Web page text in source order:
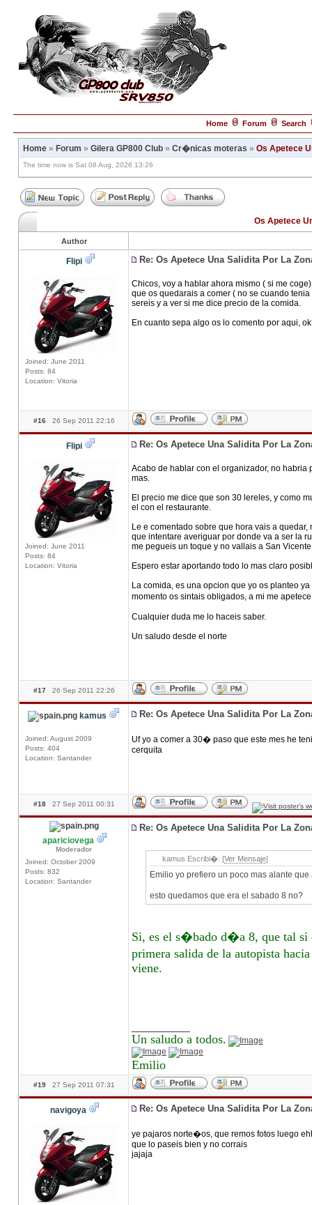
Home Forum Search
Home » Forum » Gilera GP800 Club » Cr�nicas moteras » Os Apetece
The time now is Sat 08 Aug, 2026 13:26
Os Apetece
Author
Flipi
Joined: June 2011
Posts: 84
Location: Vitoria
Re: Os Apetece Una Salidita Por La
Chicos, voy a hablar ahora mismo ( si me
que os quedarais a comer ( no se cuando
sereis y a ver si me dice precio de la comida.
En cuanto sepa algo os lo comento por aqui,
#16 26 Sep 2011 22:16
Flipi
Joined: June 2011
Posts: 84
Location: Vitoria
Re: Os Apetece Una Salidita Por La
Acabo de hablar con el organizador, no habria
mas.
El precio me dice que son 30 lereles, y como
el con el restaurante.
Le e comentado sobre que hora vais a
que intentare averiguar por donde va a ser la
me pegueis un toque y no vallais a San
Espero estar aportando todo lo mas claro
La comida, es una opcion que yo os planteo
momento os sintais obligados, a mi me
Cualquier duda me lo haceis saber.
Un saludo desde el norte
#17 26 Sep 2011 22:26
kamus
Joined: August 2009
Posts: 404
Location: Santander
Re: Os Apetece Una Salidita Por La
Uf yo a comer a 30� paso que este mes he
cerquita
#18 27 Sep 2011 00:31
apariciovega
Moderador
Joined: October 2009
Posts: 832
Location: Santander
Re: Os Apetece Una Salidita Por La
kamus Escribi�: [Ver Mensaje]
Emilio yo prefiero un poco mas alante
esto quedamos que era el sabado 8 no?
Si, es el s�bado d�a 8, que tal si
primera salida de la autopista
viene.
Un saludo a todos.
Emilio
#19 27 Sep 2011 07:31
navigoya Re: Os Apetece Una Salidita Por La
ye pajaros norte�os, que remos fotos luego
que lo paseis bien y no corrais
jajaja